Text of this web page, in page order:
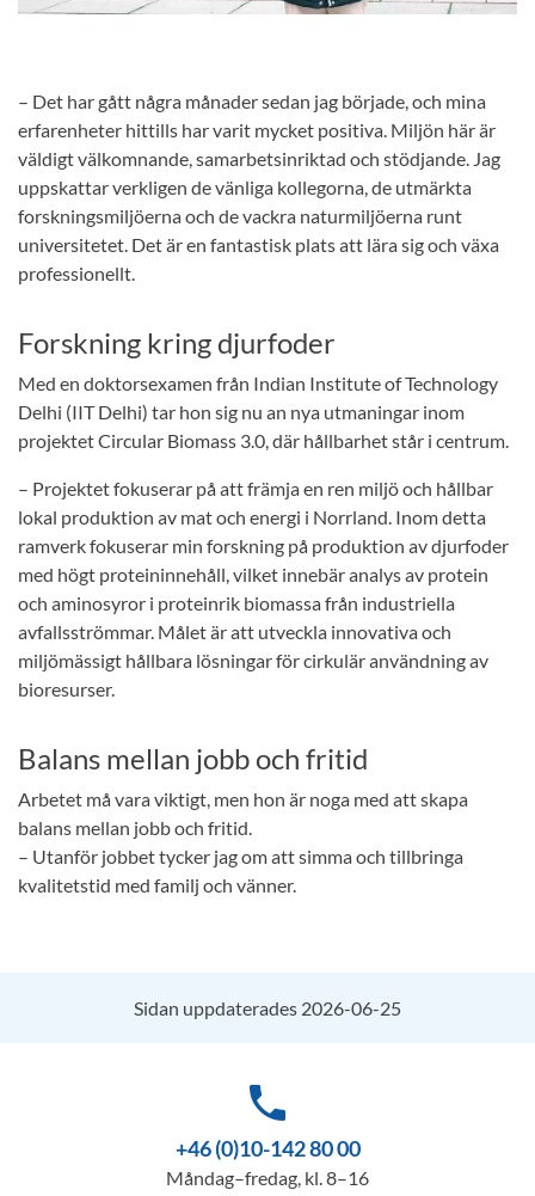
– Det har gått några månader sedan jag började, och mina
erfarenheter hittills har varit mycket positiva. Miljön här är
väldigt välkomnande, samarbetsinriktad och stödjande. Jag
uppskattar verkligen de vänliga kollegorna, de utmärkta
forskningsmiljöerna och de vackra naturmiljöerna runt
universitetet. Det är en fantastisk plats att lära sig och växa
professionellt.
Forskning kring djurfoder
Med en doktorsexamen från Indian Institute of Technology
Delhi (IIT Delhi) tar hon sig nu an nya utmaningar inom
projektet Circular Biomass 3.0, där hållbarhet står i centrum.
– Projektet fokuserar på att främja en ren miljö och hållbar
lokal produktion av mat och energi i Norrland. Inom detta
ramverk fokuserar min forskning på produktion av djurfoder
med högt proteininnehåll, vilket innebär analys av protein
och aminosyror i proteinrik biomassa från industriella
avfallsströmmar. Målet är att utveckla innovativa och
miljömässigt hållbara lösningar för cirkulär användning av
bioresurser.
Balans mellan jobb och fritid
Arbetet må vara viktigt, men hon är noga med att skapa
balans mellan jobb och fritid.
– Utanför jobbet tycker jag om att simma och tillbringa
kvalitetstid med familj och vänner.
Sidan uppdaterades 2026-06-25
phone
+46 (0)10-142 80 00
Måndag–fredag, kl. 8–16